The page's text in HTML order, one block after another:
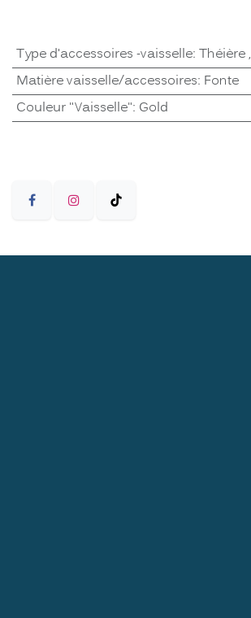
Type d'accessoires -vaisselle: Théière,
Matière vaisselle/accessoires: Fonte
Couleur "Vaisselle": Gold